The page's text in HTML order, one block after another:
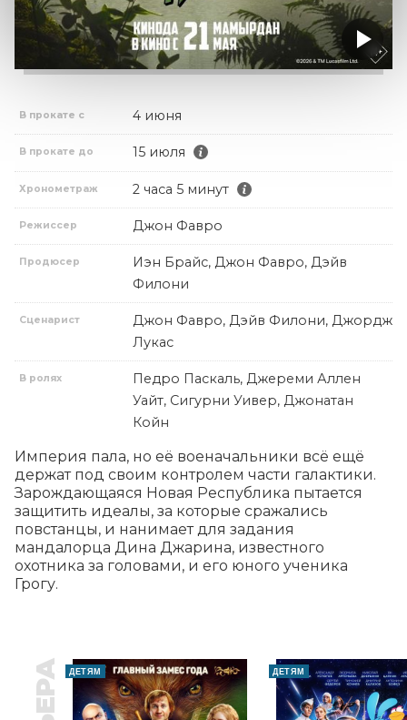
В прокате с 4 июня
В прокате до 15 июля
Хронометраж 2 часа 5 минут
Режиссер Джон Фавро
Продюсер
Иэн Брайс, Джон Фавро, Дэйв
Филони
Сценарист
Джон Фавро, Дэйв Филони, Джордж
Лукас
В ролях
Педро Паскаль, Джереми Аллен
Уайт, Сигурни Уивер, Джонатан
Койн
Империя пала, но её военачальники всё ещё
держат под своим контролем части галактики.
Зарождающаяся Новая Республика пытается
защитить идеалы, за которые сражались
повстанцы, и нанимает для задания
мандалорца Дина Джарина, известного
охотника за головами, и его юного ученика
Грогу.
ДЕТЯМ ДЕТЯМ